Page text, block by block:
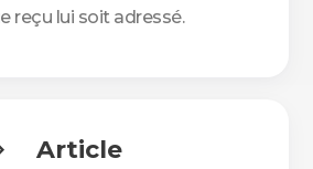
reçu lui soit adressé.
Article